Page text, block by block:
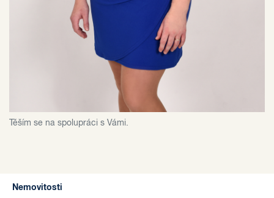
Těším se na spolupráci s Vámi.
Nemovitosti